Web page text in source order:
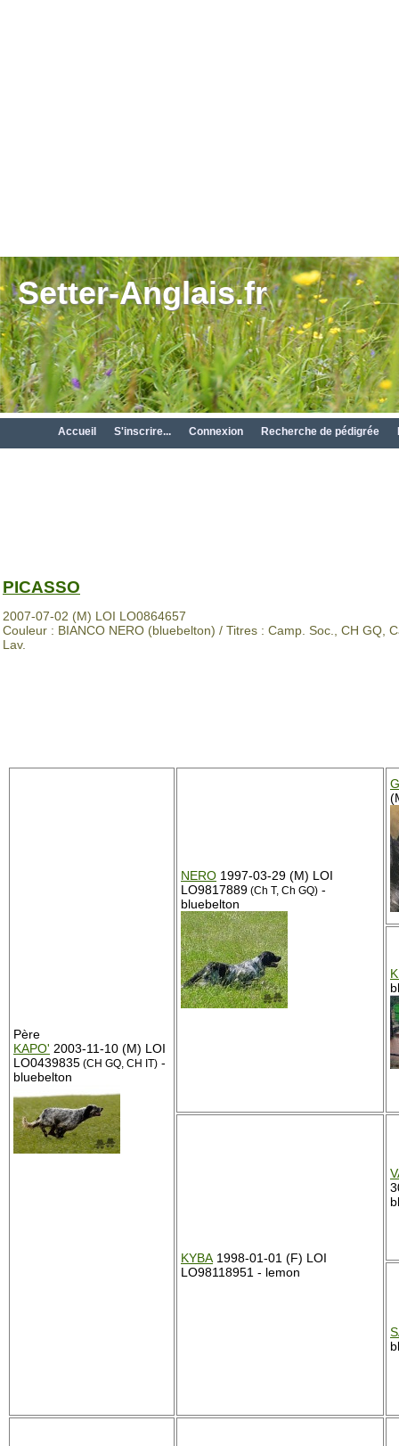
Setter-Anglais.fr
Accueil S'inscrire... Connexion Recherche de pédigrée
PICASSO
2007-07-02 (M) LOI LO0864657
Couleur : BIANCO NERO (bluebelton) / Titres : Camp. Soc., CH GQ,
Lav.
Père
KAPO' 2003-11-10 (M) LOI
LO0439835 (CH GQ, CH IT) -
bluebelton
NERO 1997-03-29 (M) LOI
LO9817889 (Ch T, Ch GQ) -
bluebelton
KYBA 1998-01-01 (F) LOI
LO98118951 - lemon